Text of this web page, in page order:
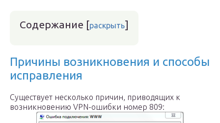
Содержание [раскрыть]
Причины возникновения и способы
исправления
Существует несколько причин, приводящих к
возникновению VPN-ошибки номер 809: